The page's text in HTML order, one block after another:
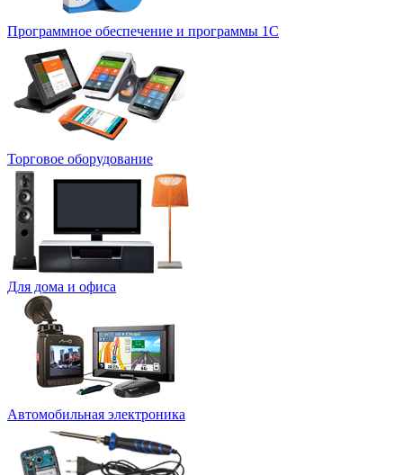
Программное обеспечение и программы 1С
Торговое оборудование
Для дома и офиса
Автомобильная электроника